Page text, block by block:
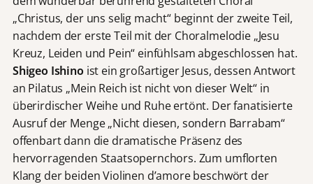
„Christus, der uns selig macht“ beginnt der zweite Teil,
nachdem der erste Teil mit der Choralmelodie „Jesu
Kreuz, Leiden und Pein“ einfühlsam abgeschlossen hat.
Shigeo Ishino ist ein großartiger Jesus, dessen Antwort
an Pilatus „Mein Reich ist nicht von dieser Welt“ in
überirdischer Weihe und Ruhe ertönt. Der fanatisierte
Ausruf der Menge „Nicht diesen, sondern Barrabam“
offenbart dann die dramatische Präsenz des
hervorragenden Staatsopernchors. Zum umflorten
Klang der beiden Violinen d’amore beschwört der